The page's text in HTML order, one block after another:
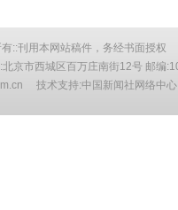
::刊用本网站稿件，务经书面授权
京市西城区百万庄南街12号 邮编
技术支持:中国新闻社网络中心